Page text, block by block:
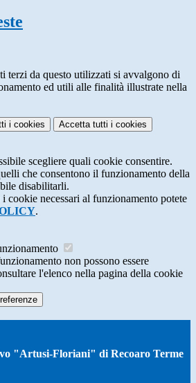
terzi da questo utilizzati si avvalgono di
ed utili alle finalità illustrate nella
i cookies Accetta tutti i cookies
scegliere quali cookie consentire.
che consentono il funzionamento della
disabilitarli.
cookie necessari al funzionamento potete
.
non possono essere
l'elenco nella pagina della cookie
"Artusi-Floriani" di Recoaro Terme